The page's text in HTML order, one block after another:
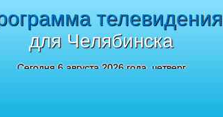
телевидения
для Челябинска
Сегодня 6 августа 2026 года, четверг